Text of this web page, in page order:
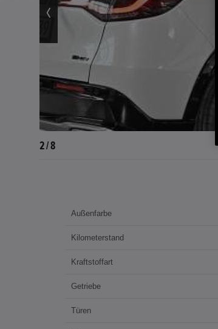
2 / 8
Außenfarbe
Kilometerstand
Kraftstoffart
Getriebe
Türen